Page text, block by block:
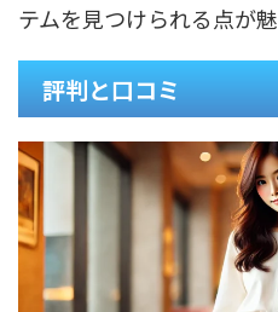
テムを見つけられる点が魅
評判と口コミ